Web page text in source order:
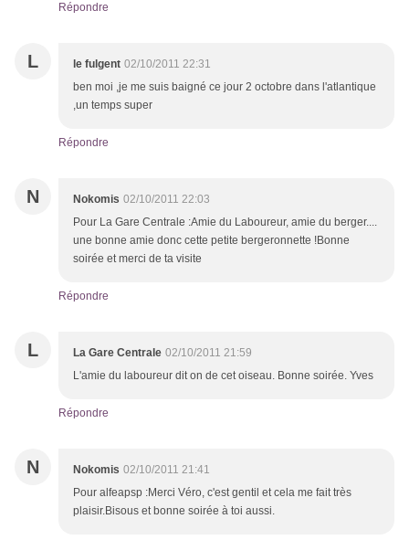
Répondre
L le fulgent 02/10/2011 22:31
ben moi ,je me suis baigné ce jour 2 octobre dans l'atlantique
,un temps super
Répondre
N Nokomis 02/10/2011 22:03
Pour La Gare Centrale :Amie du Laboureur, amie du berger....
une bonne amie donc cette petite bergeronnette !Bonne
soirée et merci de ta visite
Répondre
L La Gare Centrale 02/10/2011 21:59
L'amie du laboureur dit on de cet oiseau. Bonne soirée. Yves
Répondre
N Nokomis 02/10/2011 21:41
Pour alfeapsp :Merci Véro, c'est gentil et cela me fait très
plaisir.Bisous et bonne soirée à toi aussi.